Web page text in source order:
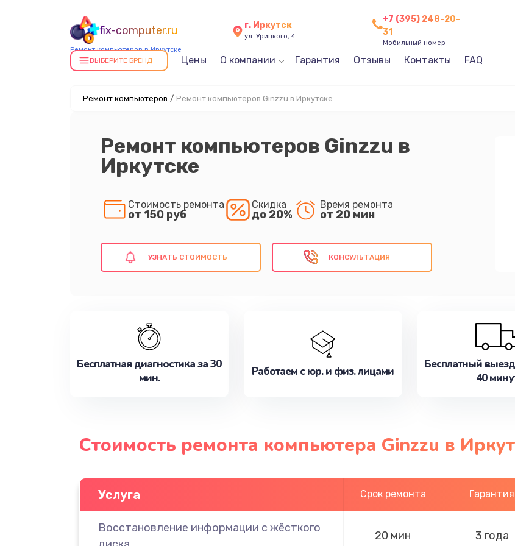
fix-computer.ru
Ремонт компьютеров в Иркутске
г. Иркутск
ул. Урицкого, 4
+7 (395) 248-20-
31
Мобильный номер
ВЫБЕРИТЕ БРЕНД Цены О компании Гарантия Отзывы Контакты FAQ
Ремонт компьютеров / Ремонт компьютеров Ginzzu в Иркутске
Ремонт компьютеров Ginzzu в
Иркутске
Стоимость ремонта
от 150 руб
Скидка
до 20%
Время ремонта
от 20 мин
УЗНАТЬ СТОИМОСТЬ КОНСУЛЬТАЦИЯ
Бесплатная диагностика за 30
мин.
Работаем с юр. и физ. лицами
Бесплатный
40
Стоимость ремонта компьютера Ginzzu в
Услуга Срок ремонта Гарантия
Восстановление информации с жёсткого
20 мин 3 года